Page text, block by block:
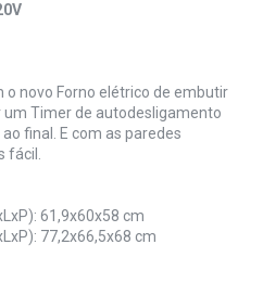
o novo Forno elétrico de embutir
um Timer de autodesligamento
final. E com as paredes
61,9x60x58 cm
77,2x66,5x68 cm